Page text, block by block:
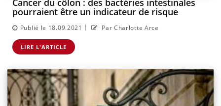
Cancer du côlon : des bactéries intestinales
pourraient être un indicateur de risque
Publié le 18.09.2021 | Par Charlotte Arce
LIRE L'ARTICLE